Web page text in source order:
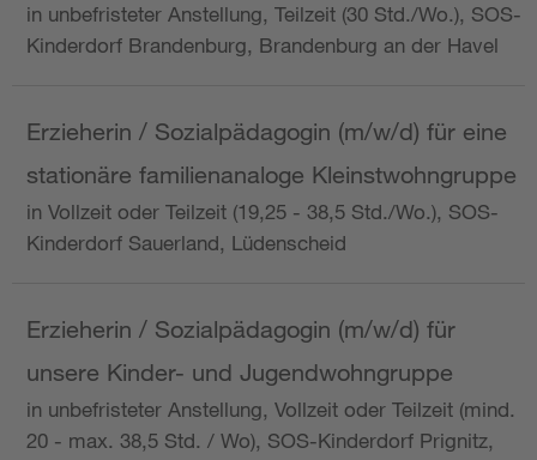
in unbefristeter Anstellung, Teilzeit (30 Std./Wo.), SOS-
Kinderdorf Brandenburg, Brandenburg an der Havel
Erzieherin / Sozialpädagogin (m/w/d) für eine
stationäre familienanaloge Kleinstwohngruppe
in Vollzeit oder Teilzeit (19,25 - 38,5 Std./Wo.), SOS-
Kinderdorf Sauerland, Lüdenscheid
Erzieherin / Sozialpädagogin (m/w/d) für
unsere Kinder- und Jugendwohngruppe
in unbefristeter Anstellung, Vollzeit oder Teilzeit (mind.
20 - max. 38,5 Std. / Wo), SOS-Kinderdorf Prignitz,